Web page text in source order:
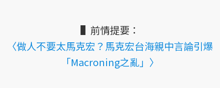
▌前情提要：
〈做人不要太馬克宏？馬克宏台海親中言論引爆
「Macroning之亂」〉